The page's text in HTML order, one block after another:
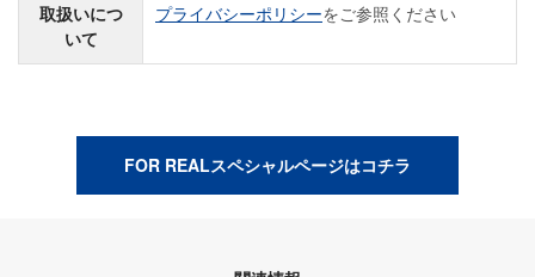
取扱いにつ
いて
プライバシーポリシーをご参照ください
FOR REALスペシャルページはコチラ